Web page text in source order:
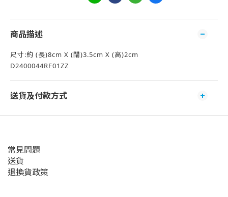
商品描述
尺寸:約 (長)8cm X (闊)3.5cm X (高)2cm
D2400044RF01ZZ
送貨及付款方式
常見問題
送貨
退換貨政策